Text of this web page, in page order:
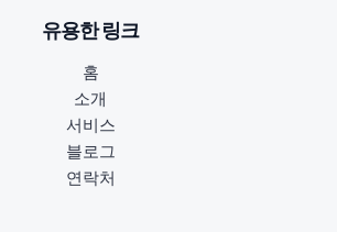
유용한 링크
홈
소개
서비스
블로그
연락처